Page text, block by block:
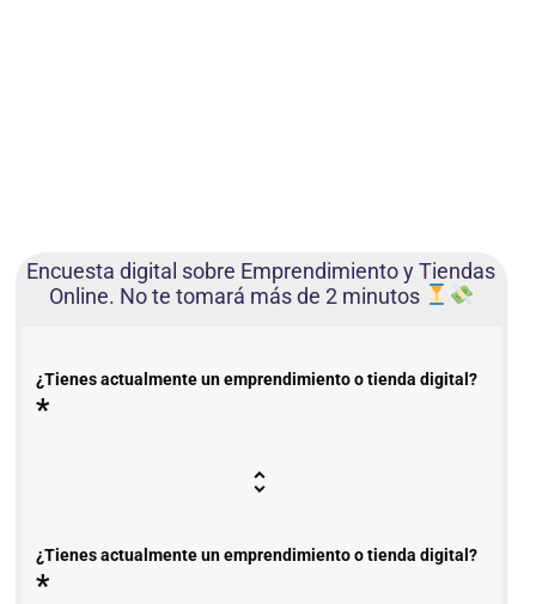
Encuesta digital sobre Emprendimiento y Tiendas
Online. No te tomará más de 2 minutos
¿Tienes actualmente un emprendimiento o tienda digital?
*
¿Tienes actualmente un emprendimiento o tienda digital?
*